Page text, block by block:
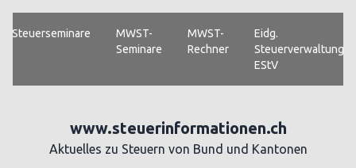
Steuerseminare
MWST-
Seminare
MWST-
Rechner
Eidg.
Steuerverwaltung
EStV
www.steuerinformationen.ch
Aktuelles zu Steuern von Bund und Kantonen